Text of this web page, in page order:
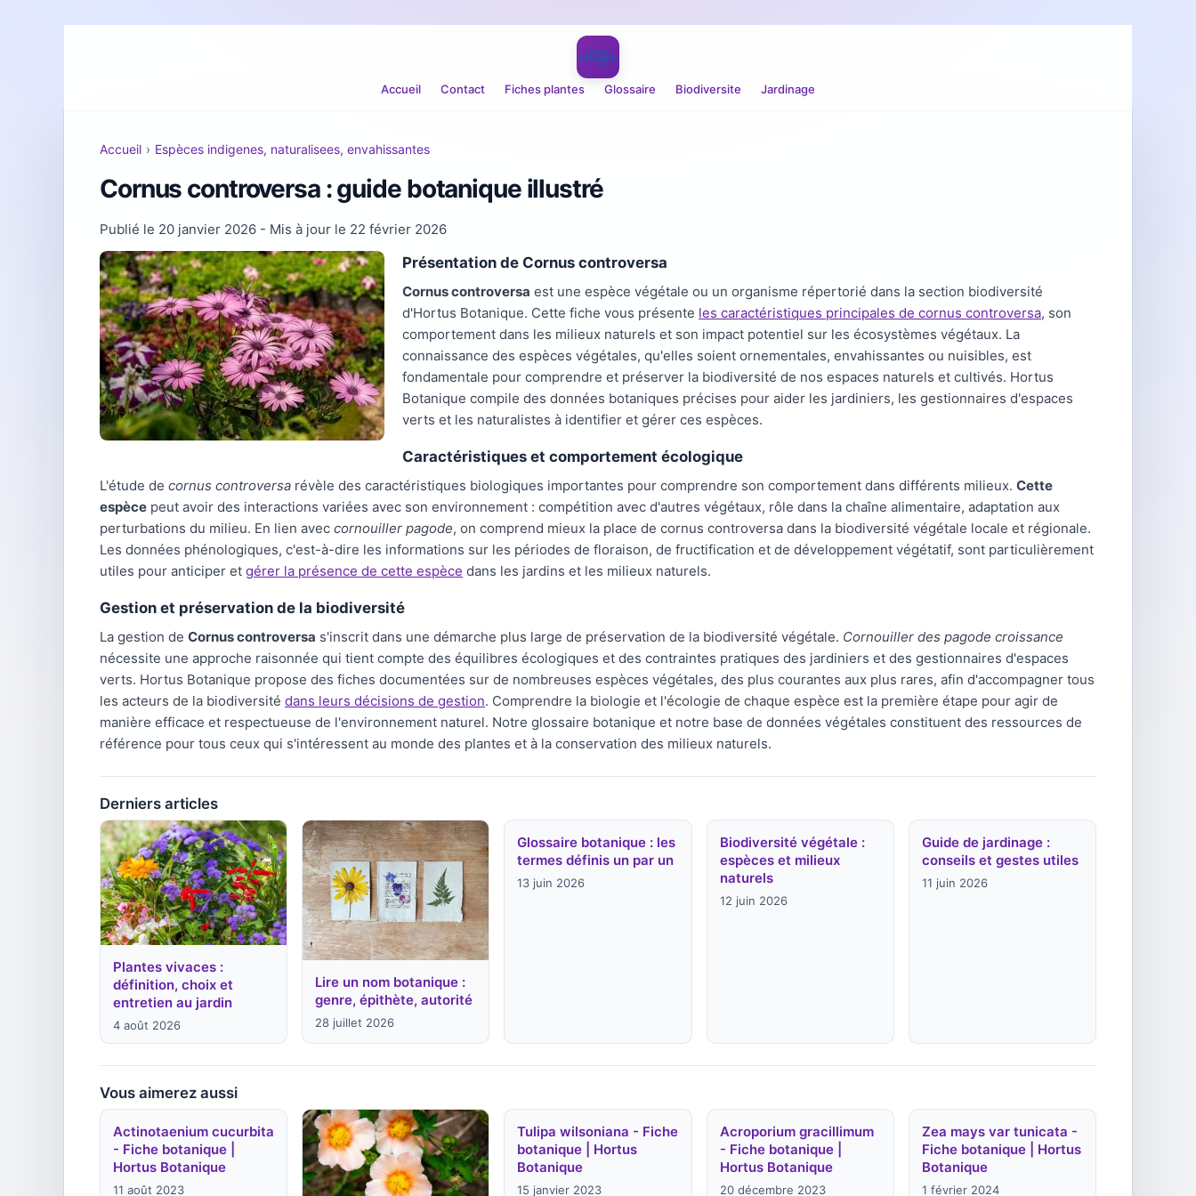
Accueil Contact Fiches plantes Glossaire Biodiversite Jardinage
Accueil › Espèces indigenes, naturalisees, envahissantes
Cornus controversa : guide botanique illustré
Publié le 20 janvier 2026 - Mis à jour le 22 février 2026
Présentation de Cornus controversa
Cornus controversa est une espèce végétale ou un organisme répertorié dans la section biodiversité
d'Hortus Botanique. Cette fiche vous présente les caractéristiques principales de cornus controversa, son
comportement dans les milieux naturels et son impact potentiel sur les écosystèmes végétaux. La
connaissance des espèces végétales, qu'elles soient ornementales, envahissantes ou nuisibles, est
fondamentale pour comprendre et préserver la biodiversité de nos espaces naturels et cultivés. Hortus
Botanique compile des données botaniques précises pour aider les jardiniers, les gestionnaires d'espaces
verts et les naturalistes à identifier et gérer ces espèces.
Caractéristiques et comportement écologique
L'étude de cornus controversa révèle des caractéristiques biologiques importantes pour comprendre son comportement dans différents milieux. Cette
espèce peut avoir des interactions variées avec son environnement : compétition avec d'autres végétaux, rôle dans la chaîne alimentaire, adaptation aux
perturbations du milieu. En lien avec cornouiller pagode, on comprend mieux la place de cornus controversa dans la biodiversité végétale locale et régionale.
Les données phénologiques, c'est-à-dire les informations sur les périodes de floraison, de fructification et de développement végétatif, sont particulièrement
utiles pour anticiper et gérer la présence de cette espèce dans les jardins et les milieux naturels.
Gestion et préservation de la biodiversité
La gestion de Cornus controversa s'inscrit dans une démarche plus large de préservation de la biodiversité végétale. Cornouiller des pagode croissance
nécessite une approche raisonnée qui tient compte des équilibres écologiques et des contraintes pratiques des jardiniers et des gestionnaires d'espaces
verts. Hortus Botanique propose des fiches documentées sur de nombreuses espèces végétales, des plus courantes aux plus rares, afin d'accompagner tous
les acteurs de la biodiversité dans leurs décisions de gestion. Comprendre la biologie et l'écologie de chaque espèce est la première étape pour agir de
manière efficace et respectueuse de l'environnement naturel. Notre glossaire botanique et notre base de données végétales constituent des ressources de
référence pour tous ceux qui s'intéressent au monde des plantes et à la conservation des milieux naturels.
Derniers articles
Plantes vivaces :
définition, choix et
entretien au jardin
4 août 2026
Lire un nom botanique :
genre, épithète, autorité
28 juillet 2026
Glossaire botanique : les
termes définis un par un
13 juin 2026
Biodiversité végétale :
espèces et milieux
naturels
12 juin 2026
Guide de jardinage :
conseils et gestes utiles
11 juin 2026
Vous aimerez aussi
Actinotaenium cucurbita
- Fiche botanique |
Hortus Botanique
11 août 2023
Tulipa wilsoniana - Fiche
botanique | Hortus
Botanique
15 janvier 2023
Acroporium gracillimum
- Fiche botanique |
Hortus Botanique
20 décembre 2023
Zea mays var tunicata -
Fiche botanique | Hortus
Botanique
1 février 2024